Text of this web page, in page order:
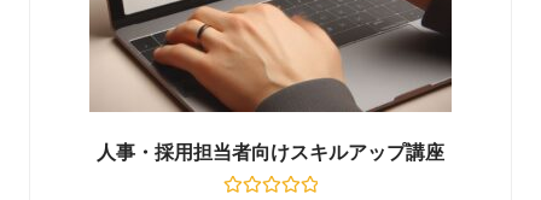
人事・採用担当者向けスキルアップ講座